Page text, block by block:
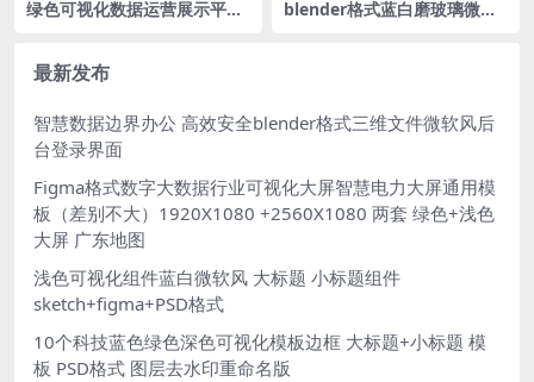
绿色可视化数据运营展示平台
blender格式蓝白磨玻璃微软
最新发布
智慧数据边界办公 高效安全blender格式三维文件微软风后
台登录界面
Figma格式数字大数据行业可视化大屏智慧电力大屏通用模
板（差别不大）1920X1080 +2560X1080 两套 绿色+浅色
大屏 广东地图
浅色可视化组件蓝白微软风 大标题 小标题组件
sketch+figma+PSD格式
10个科技蓝色绿色深色可视化模板边框 大标题+小标题 模
板 PSD格式 图层去水印重命名版